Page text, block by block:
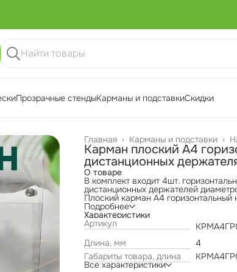
Прозрачные стендыКарманы и подставкиСкидки
Карманы и подставки ›
Главная ›
Карман плоский А4
дистанционных
О товаре
В комплект входит 4шт.
дистанционных держателей
Плоский карман А4 горизонтальный
держателях - идеальное решение для
представления информации в
образовательных учреждениях и
требующих чистого и
Этот комплект обеспечит ваши
надежной фиксацией. Плоский
удобно вставлять и извлекать
усилия.
Подробнее
Характеристики
Артикул
Длина, мм
4
Габариты товара, длина
Все характеристики